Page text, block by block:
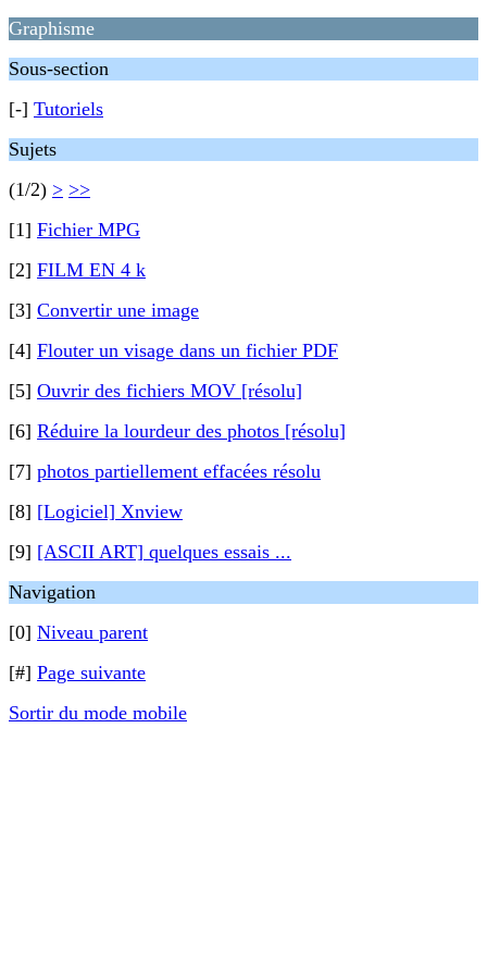
Graphisme
Sous-section
[-] Tutoriels
Sujets
(1/2) > >>
[1] Fichier MPG
[2] FILM EN 4 k
[3] Convertir une image
[4] Flouter un visage dans un fichier PDF
[5] Ouvrir des fichiers MOV [résolu]
[6] Réduire la lourdeur des photos [résolu]
[7] photos partiellement effacées résolu
[8] [Logiciel] Xnview
[9] [ASCII ART] quelques essais ...
Navigation
[0] Niveau parent
[#] Page suivante
Sortir du mode mobile